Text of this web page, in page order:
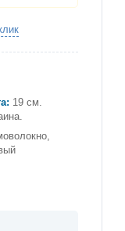
19 см.